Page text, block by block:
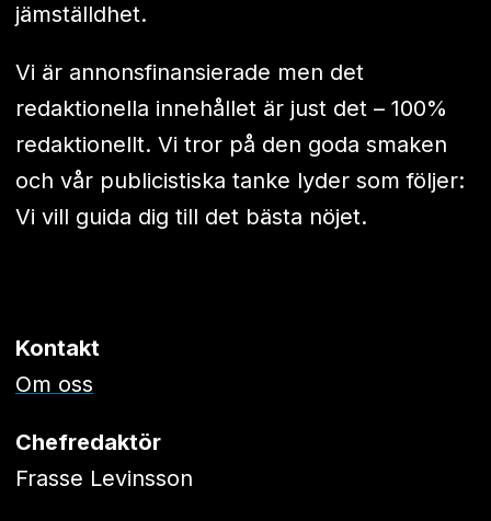
jämställdhet.
Vi är annonsfinansierade men det
redaktionella innehållet är just det – 100%
redaktionellt. Vi tror på den goda smaken
och vår publicistiska tanke lyder som följer:
Vi vill guida dig till det bästa nöjet.
Kontakt
Om oss
Chefredaktör
Frasse Levinsson